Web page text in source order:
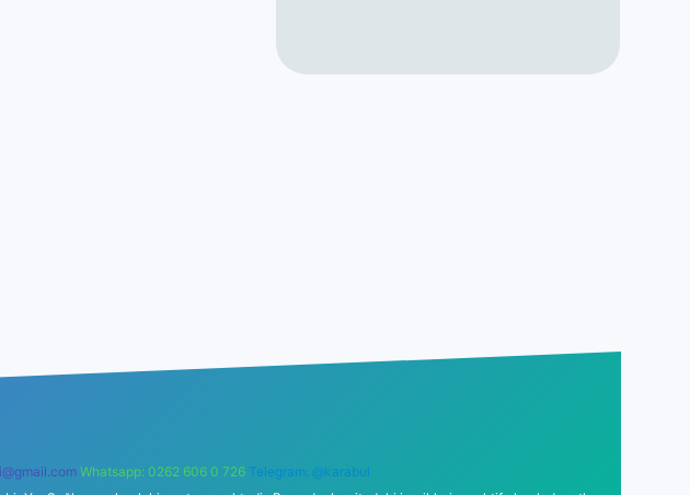
Whatsapp: 0262 606 0 726 Telegram: @karabul